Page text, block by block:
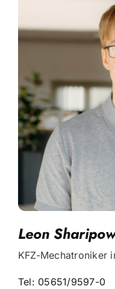
Leon
KFZ-Mechatroniker
Tel: 05651/9597-0